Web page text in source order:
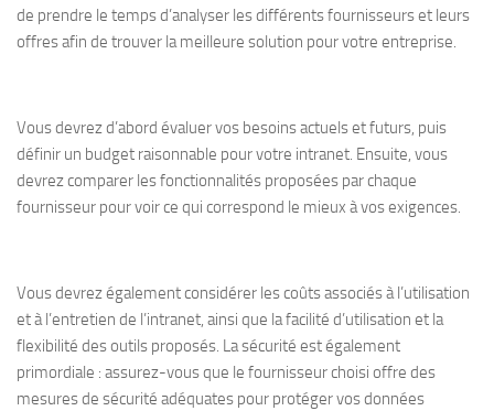
de prendre le temps d’analyser les différents fournisseurs et leurs
offres afin de trouver la meilleure solution pour votre entreprise.
Vous devrez d’abord évaluer vos besoins actuels et futurs, puis
définir un budget raisonnable pour votre intranet. Ensuite, vous
devrez comparer les fonctionnalités proposées par chaque
fournisseur pour voir ce qui correspond le mieux à vos exigences.
Vous devrez également considérer les coûts associés à l’utilisation
et à l’entretien de l’intranet, ainsi que la facilité d’utilisation et la
flexibilité des outils proposés. La sécurité est également
primordiale : assurez-vous que le fournisseur choisi offre des
mesures de sécurité adéquates pour protéger vos données